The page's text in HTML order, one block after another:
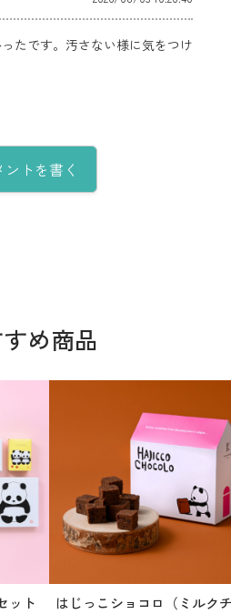
たです。汚さない様に気をつけ
ントを書く
め商品
ット
はじっこショコロ（ミルク